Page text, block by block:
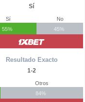
Sí
Sí
55%
No
45%
Resultado Exacto
1-2
Otros
84%